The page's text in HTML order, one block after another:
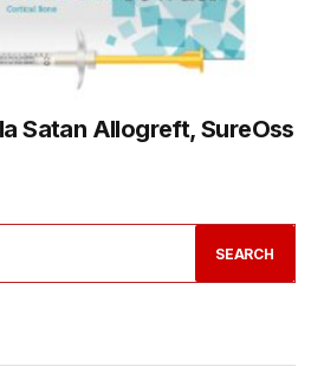
Satan Allogreft, SureOss
SEARCH